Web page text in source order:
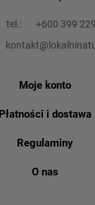
tel.:
+600 399 229
Moje konto
Płatności i dostawa
Regulaminy
O nas